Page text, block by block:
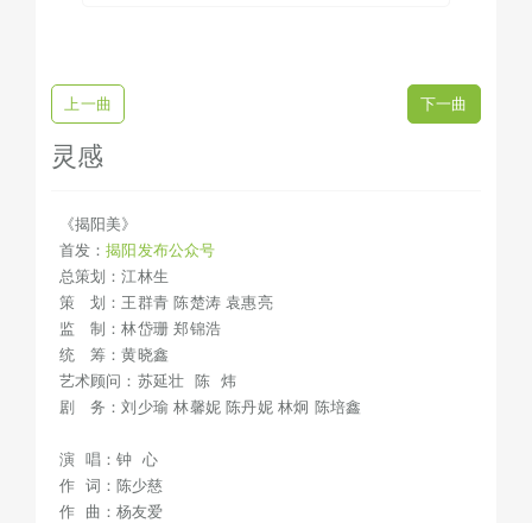
上一曲 下一曲
灵感
《揭阳美》
首发：揭阳发布公众号
总策划：江林生
策 划：王群青 陈楚涛 袁惠亮
监 制：林岱珊 郑锦浩
统 筹：黄晓鑫
艺术顾问：苏延壮 陈 炜
剧 务：刘少瑜 林馨妮 陈丹妮 林炯 陈培鑫
演 唱：钟 心
作 词：陈少慈
作 曲：杨友爱